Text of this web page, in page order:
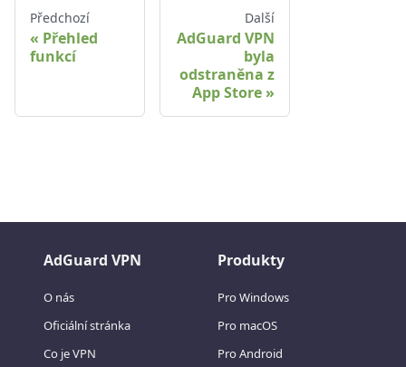
Předchozí
Přehled
funkcí
Další
AdGuard VPN
byla
odstraněna z
App Store
AdGuard VPN
O nás
Oficiální stránka
Co je VPN
Produkty
Pro Windows
Pro macOS
Pro Android